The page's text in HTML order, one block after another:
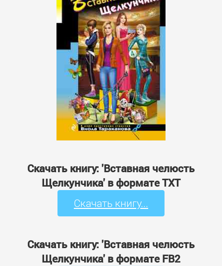
Скачать книгу: 'Вставная челюсть
Щелкунчика' в формате TXT
Скачать книгу...
Скачать книгу: 'Вставная челюсть
Щелкунчика' в формате FB2